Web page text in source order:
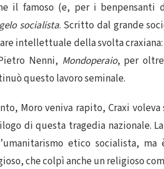
il famoso (e, per i benpensanti
socialista. Scritto dal grande
intellettuale della svolta
Nenni, Mondoperaio, per
questo lavoro seminale.
Moro veniva rapito, Craxi
di questa tragedia nazionale.
etico socialista, ma
che colpì anche un religioso